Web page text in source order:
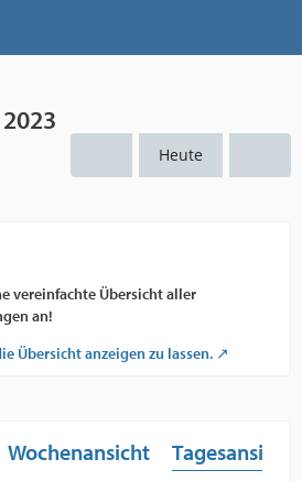
Heute
vereinfachte Übersicht aller
an!
Übersicht anzeigen zu lassen.
Wochenansicht Tagesansicht